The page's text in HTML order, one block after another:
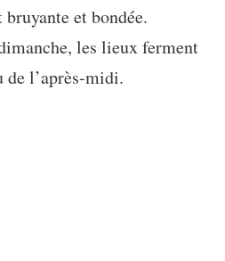
et bondée.
les lieux ferment
l’après-midi.